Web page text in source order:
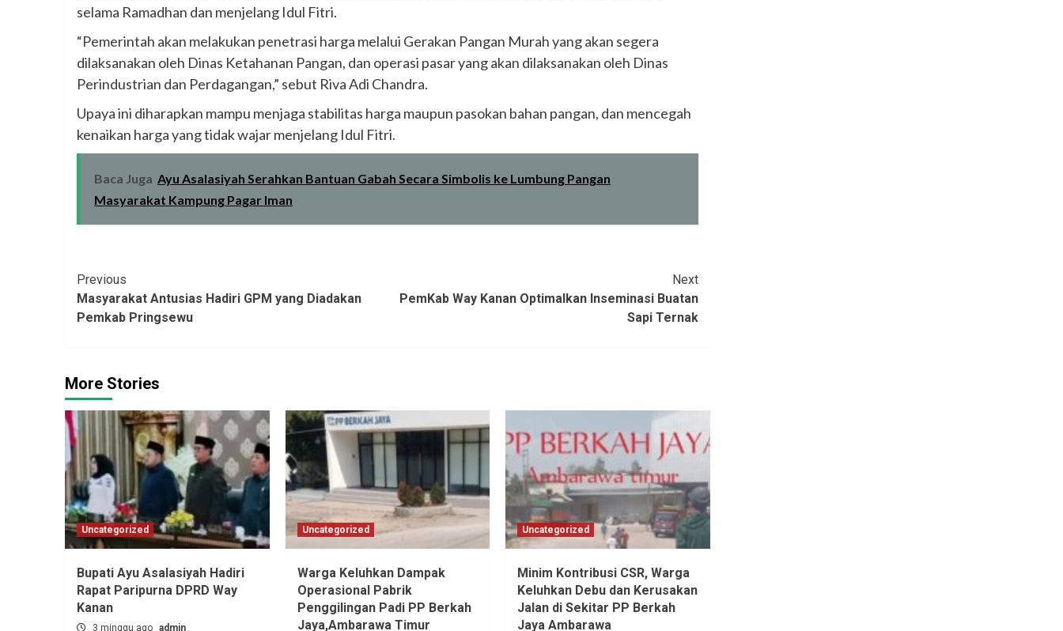
selama Ramadhan dan menjelang Idul Fitri.
“Pemerintah akan melakukan penetrasi harga melalui Gerakan Pangan Murah yang akan segera
dilaksanakan oleh Dinas Ketahanan Pangan, dan operasi pasar yang akan dilaksanakan oleh Dinas
Perindustrian dan Perdagangan,” sebut Riva Adi Chandra.
Upaya ini diharapkan mampu menjaga stabilitas harga maupun pasokan bahan pangan, dan mencegah
kenaikan harga yang tidak wajar menjelang Idul Fitri.
Baca Juga Ayu Asalasiyah Serahkan Bantuan Gabah Secara Simbolis ke Lumbung Pangan
Masyarakat Kampung Pagar Iman
Continue
Reading
Previous
Masyarakat Antusias Hadiri GPM yang Diadakan
Pemkab Pringsewu
Next
PemKab Way Kanan Optimalkan Inseminasi Buatan
Sapi Ternak
More Stories
Uncategorized
Bupati Ayu Asalasiyah Hadiri
Rapat Paripurna DPRD Way
Kanan
3 minggu ago admin
Uncategorized
Warga Keluhkan Dampak
Operasional Pabrik
Penggilingan Padi PP Berkah
Jaya,‎Ambarawa Timur
Uncategorized
Minim Kontribusi CSR, Warga
Keluhkan Debu dan Kerusakan
Jalan di Sekitar PP Berkah
Jaya Ambarawa‎